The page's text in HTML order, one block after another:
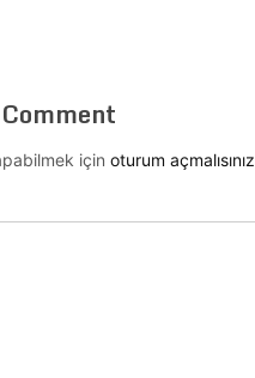
için oturum açmalısınız